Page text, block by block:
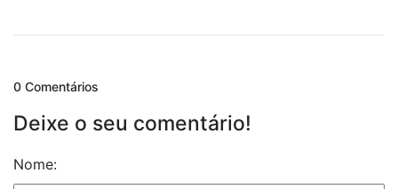
0 Comentários
Deixe o seu comentário!
Nome: